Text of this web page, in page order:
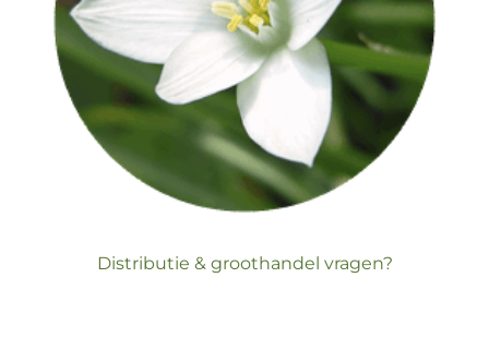
Distributie & groothandel vragen?